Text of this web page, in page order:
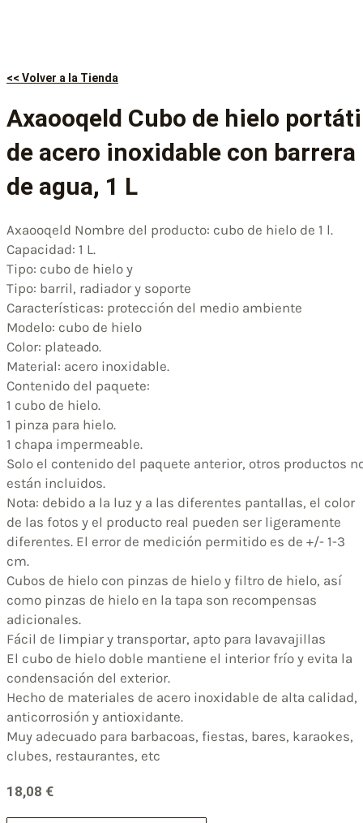
<< Volver a la Tienda
Axaooqeld Cubo de hielo
de acero inoxidable con barrera
de agua, 1 L
Axaooqeld Nombre del producto: cubo de hielo de 1 l.
Capacidad: 1 L.
Tipo: cubo de hielo y
Tipo: barril, radiador y soporte
Características: protección del medio ambiente
Modelo: cubo de hielo
Color: plateado.
Material: acero inoxidable.
Contenido del paquete:
1 cubo de hielo.
1 pinza para hielo.
1 chapa impermeable.
Solo el contenido del paquete anterior, otros productos
están incluidos.
Nota: debido a la luz y a las diferentes pantallas, el color
de las fotos y el producto real pueden ser ligeramente
diferentes. El error de medición permitido es de +/- 1-3
cm.
Cubos de hielo con pinzas de hielo y filtro de hielo, así
como pinzas de hielo en la tapa son recompensas
adicionales.
Fácil de limpiar y transportar, apto para lavavajillas
El cubo de hielo doble mantiene el interior frío y evita la
condensación del exterior.
Hecho de materiales de acero inoxidable de alta calidad,
anticorrosión y antioxidante.
Muy adecuado para barbacoas, fiestas, bares, karaokes,
clubes, restaurantes, etc
18,08 €